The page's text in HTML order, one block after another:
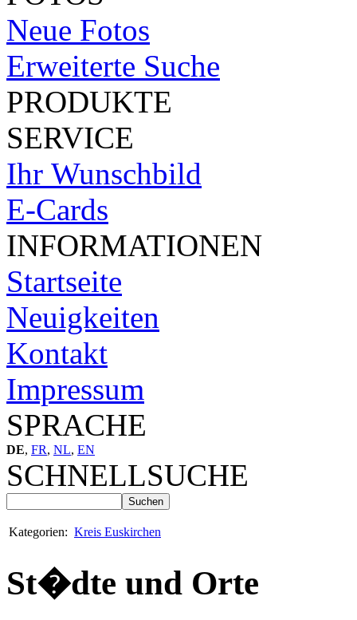
Neue Fotos
Erweiterte Suche
PRODUKTE
SERVICE
Ihr Wunschbild
E-Cards
INFORMATIONEN
Startseite
Neuigkeiten
Kontakt
Impressum
SPRACHE
DE, FR, NL, EN
SCHNELLSUCHE
Kategorien: Kreis Euskirchen
St�dte und Orte